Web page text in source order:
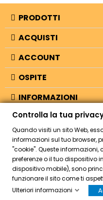
PRODOTTI
ACQUISTI
ACCOUNT
OSPITE
INFORMAZIONI
NEGOZIO
© 2026 - Bellearti.it -
HOME ACCOUNT
Controlla la tua
Quando visiti un sito Web,
informazioni sul tuo browser,
"cookie". Queste informazioni,
preferenze o il tuo dispositivo
dispositivo mobile), sono
funzionare il sito come ti
Ulteriori informazioni